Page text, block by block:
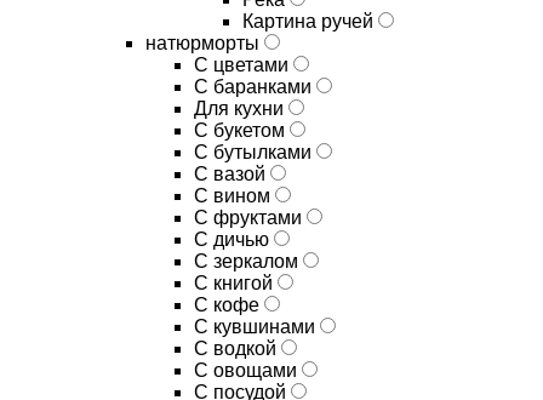
Картина ручей
натюрморты
С цветами
С баранками
Для кухни
C букетом
C бутылками
C вазой
C вином
C фруктами
C дичью
C зеркалом
C книгой
C кофе
C кувшинами
C водкой
C овощами
C посудой